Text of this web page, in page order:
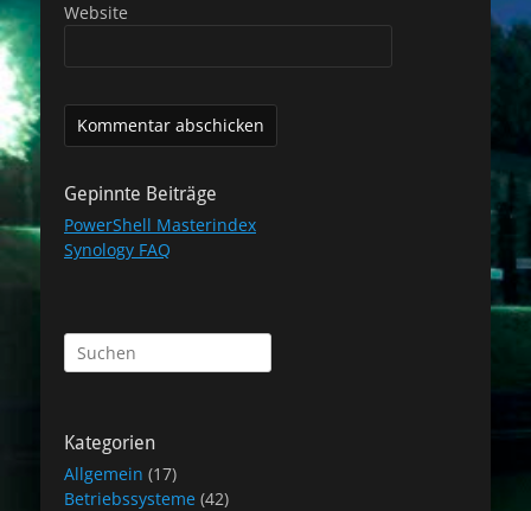
Website
Gepinnte Beiträge
PowerShell Masterindex
Synology FAQ
Suchen
nach:
Kategorien
Allgemein (17)
Betriebssysteme (42)